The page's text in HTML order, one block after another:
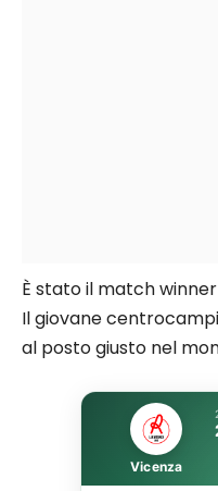
È stato il match winner
Il giovane
al posto giusto nel
Vicenza